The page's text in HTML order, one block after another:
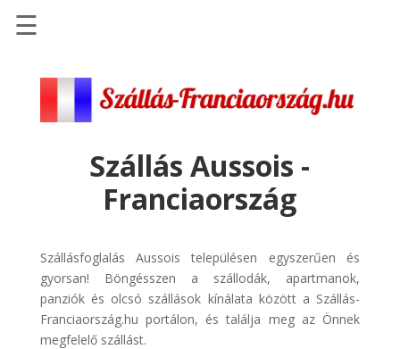
Szállások
Repülőjegy
pénzvisszatérítéssel
Discover
Cars
Transzfer
☰
Szállás Aussois -
Franciaország
Szállásfoglalás Aussois településen egyszerűen és
gyorsan! Böngésszen a szállodák, apartmanok,
panziók és olcsó szállások kínálata között a Szállás-
Franciaország.hu portálon, és találja meg az Önnek
megfelelő szállást.